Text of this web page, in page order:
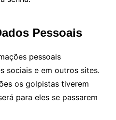
Pessoais
pessoais
sociais e em outros sites.
os golpistas tiverem
para eles se passarem